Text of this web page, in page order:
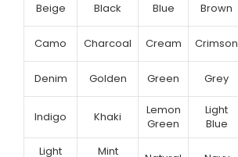
Beige Black Blue Brown
Camo Charcoal Cream Crimson
Denim Golden Green Grey
Indigo Khaki
Lemon
Green
Light
Blue
Light
Mint